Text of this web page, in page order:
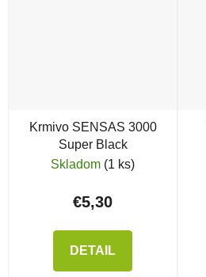
Krmivo SENSAS 3000
Super Black
Skladom (1 ks)
€5,30
DETAIL